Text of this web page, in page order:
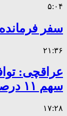
۵:۰۴
سفر
۲۱:۳۶
عراقچی:
سهم ۱۱ درصدی ایران از خزر
۱۷:۲۸